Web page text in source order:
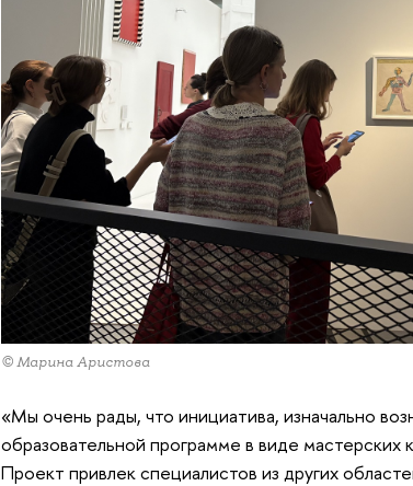
© Марина Аристова
«Мы очень рады, что инициатива, изначально
образовательной программе в виде мастерских
Проект привлек специалистов из других